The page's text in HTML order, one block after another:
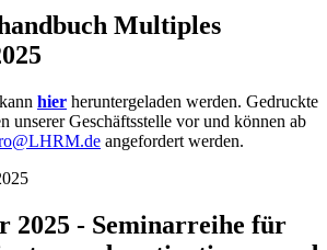
Multiples
hier heruntergeladen werden. Gedruckte
unserer Geschäftsstelle vor und können ab
angefordert werden.
2025 - Seminarreihe für